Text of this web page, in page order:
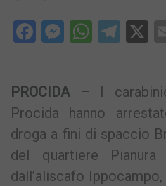
Facebook X
PROCIDA– I
Procida hanno
droga a fini di spaccio
del quartiere
dall’aliscafo